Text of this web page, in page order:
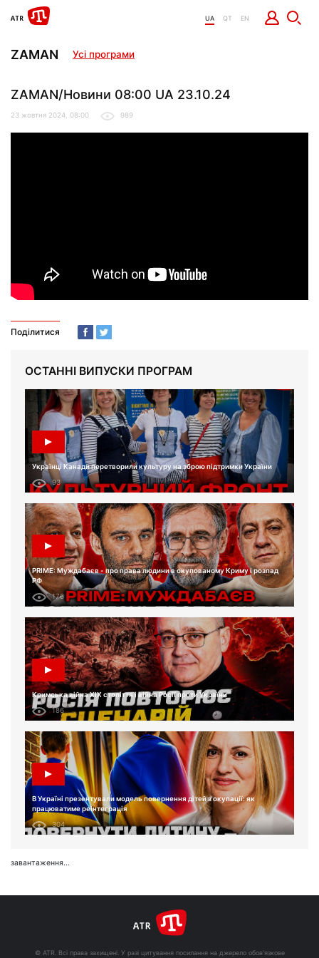
UA QT EN
ZAMAN Усі програми
ZAMAN/Новини 08:00 UA 23.10.24
23 жовтня 2024, 08:00 989
Поділитися
ОСТАННІ ВИПУСКИ ПРОГРАМ
Українці Канади перетворили культуру на зброю підтримки України
93
PRIME: Муждабаєв - про права людини в окупованому Криму і розпад
РФ
176
Кримська війна XIX століття і війна Росії проти України
186
В Україні презентували модель повернення дітей з окупації: як
працюватиме реінтеграція
304
завантаження...
© ATR. Всі права захищені. У разі цитування посилання на джерело обов'язкове